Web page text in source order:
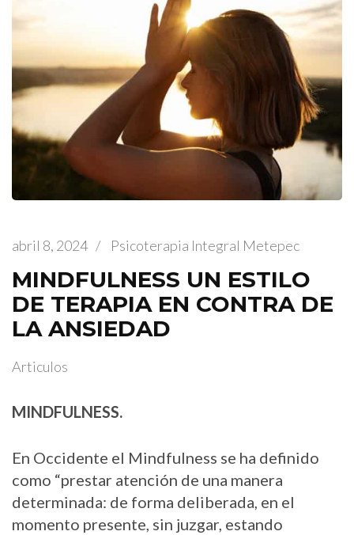
abril 8, 2024 / Psicoterapia Integral Metepec
MINDFULNESS UN ESTILO
DE TERAPIA EN CONTRA DE
LA ANSIEDAD
Articulos
MINDFULNESS.
En Occidente el Mindfulness se ha definido
como “prestar atención de una manera
determinada: de forma deliberada, en el
momento presente, sin juzgar, estando